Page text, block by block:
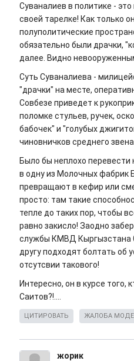
Суваналиев в политике - это
своей тарелке! Как только
полуполитические
обязательно были драчки,
далее. Видно
Суть Суваналиева -
"драчки" на месте,
Совбезе приведет к
поломке стульев, ручек,
бабочек" и "голубых
чиновничков среднего звена...
Было бы неплохо
в одну из Молочных фабрик
превращают в кефир или
просто: там такие
тепле до таких пор, чтобы
равно закисло! Заодно
службы КМВД Кыргызстана
другу подходят болтать об
отсутсвии такового!
Интересно, он в курсе того,
Саитов?!....
ЦИТИРОВАТЬ ЖАЛОБА
жорик